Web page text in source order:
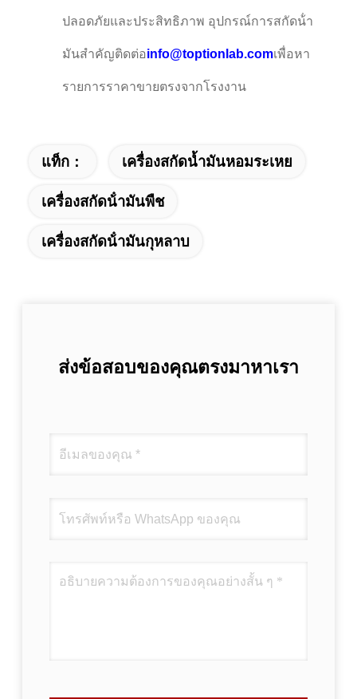
ปลอดภัยและประสิทธิภาพ อุปกรณ์การสกัดน้ํา
มันสําคัญติดต่อinfo@toptionlab.comเพื่อหา
รายการราคาขายตรงจากโรงงาน
แท็ก： เครื่องสกัดน้ำมันหอมระเหย
เครื่องสกัดน้ํามันพืช
เครื่องสกัดน้ํามันกุหลาบ
ส่งข้อสอบของคุณตรงมาหาเรา